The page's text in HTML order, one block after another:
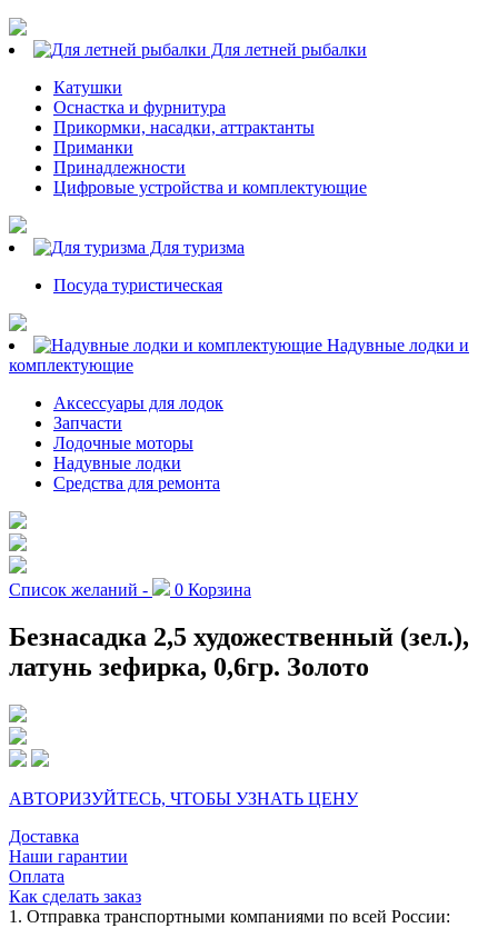
Для летней рыбалки
Катушки
Оснастка и фурнитура
Прикормки, насадки, аттрактанты
Приманки
Принадлежности
Цифровые устройства и комплектующие
Для туризма
Посуда туристическая
Надувные лодки и
комплектующие
Аксессуары для лодок
Запчасти
Лодочные моторы
Надувные лодки
Средства для ремонта
Список желаний - 0 Корзина
Безнасадка 2,5 художественный (зел.),
латунь зефирка, 0,6гр. Золото
АВТОРИЗУЙТЕСЬ, ЧТОБЫ УЗНАТЬ ЦЕНУ
Доставка
Наши гарантии
Оплата
Как сделать заказ
1. Отправка транспортными компаниями по всей России: